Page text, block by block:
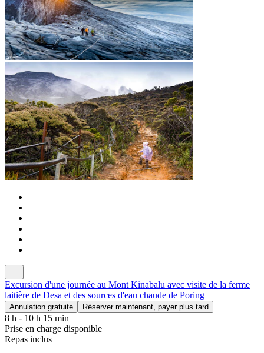
Excursion d'une journée au Mont Kinabalu avec visite de la ferme
laitière de Desa et des sources d'eau chaude de Poring
Annulation gratuite Réserver maintenant, payer plus tard
8 h - 10 h 15 min
Prise en charge disponible
Repas inclus